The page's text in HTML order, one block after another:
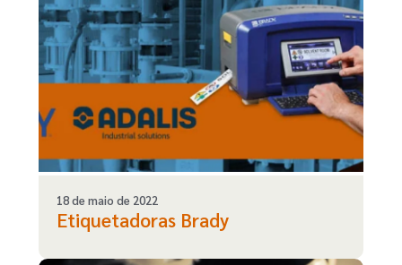
18 de maio de 2022
Etiquetadoras Brady